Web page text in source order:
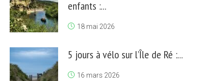
enfants :...
18 mai 2026
5 jours à vélo sur l’Île de Ré :...
16 mars 2026